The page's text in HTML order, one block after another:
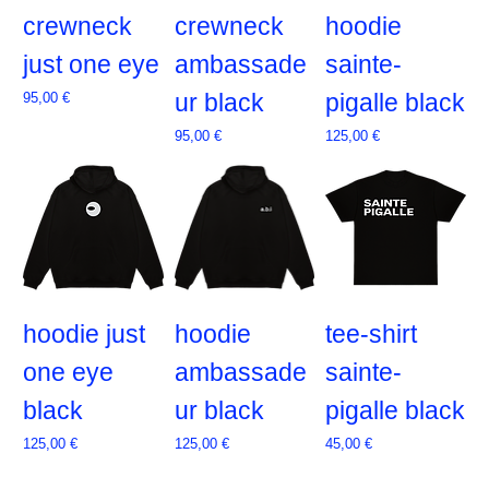
crewneck
just one eye
Prix
95,00 €
crewneck
ambassade
ur black
Prix
95,00 €
hoodie
sainte-
pigalle black
Prix
125,00 €
hoodie just
one eye
black
Prix
125,00 €
hoodie
ambassade
ur black
Prix
125,00 €
tee-shirt
sainte-
pigalle black
Prix
45,00 €